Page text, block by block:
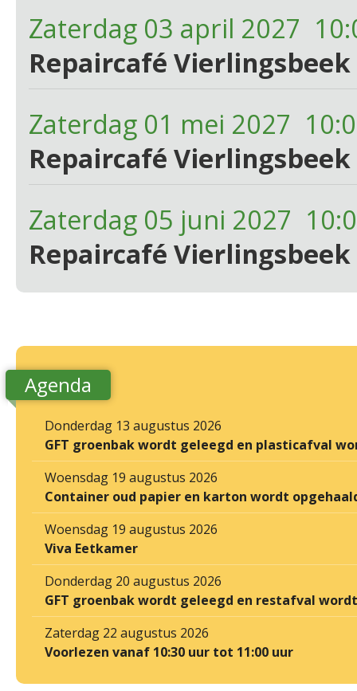
Zaterdag 03 april 2027
Repaircafé
Zaterdag 01 mei 2027
Repaircafé
Zaterdag 05 juni 2027
Repaircafé
Agenda
Donderdag 13 augustus 2026
GFT groenbak wordt geleegd en plasticafval
Woensdag 19 augustus 2026
Container oud papier en karton wordt
Woensdag 19 augustus 2026
Viva Eetkamer
Donderdag 20 augustus 2026
GFT groenbak wordt geleegd en restafval
Zaterdag 22 augustus 2026
Voorlezen vanaf 10:30 uur tot 11:00 uur